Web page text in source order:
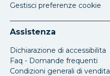
Gestisci preferenze cookie
Assistenza
Dichiarazione di accessibilita
Faq - Domande frequenti
Condizioni generali di vendita